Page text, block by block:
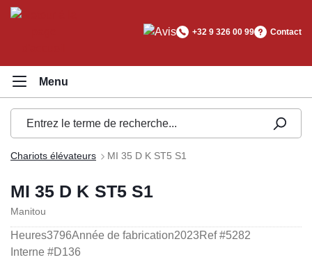
principal
+32 9 326 00 99 Contact
Chariots élévateurs MI 35 D K ST5 S1
MI 35 D K ST5 S1
Manitou
Heures3796Année de fabrication2023Ref #5282
Interne #D136